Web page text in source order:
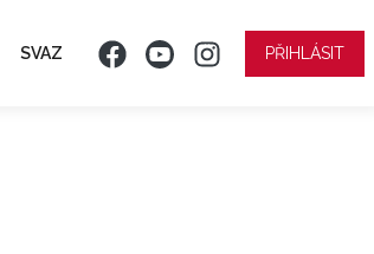
SVAZ PŘIHLÁSIT